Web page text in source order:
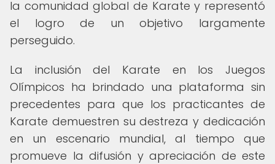
la comunidad global de Karate y representó
el logro de un objetivo largamente
perseguido.
La inclusión del Karate en los Juegos
Olímpicos ha brindado una plataforma sin
precedentes para que los practicantes de
Karate demuestren su destreza y dedicación
en un escenario mundial, al tiempo que
promueve la difusión y apreciación de este